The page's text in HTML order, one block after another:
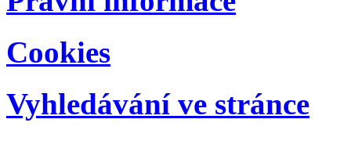
Cookies
Vyhledávání ve stránce